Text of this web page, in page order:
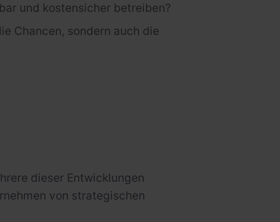
und kostensicher betreiben?
Chancen, sondern auch die
dieser Entwicklungen
von strategischen